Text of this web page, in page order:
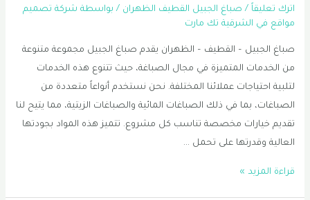
اترك تعليقاً / صباغ الجبيل القطيف الظهران / بواسطة شركة تصميم
مواقع في الشرقية تك مارت
صباغ الجبيل – القطيف – الظهران يقدم صباغ الجبيل مجموعة متنوعة
من الخدمات المتميزة في مجال الصباغة، حيث تتنوع هذه الخدمات
لتلبية احتياجات عملائنا المختلفة. نحن نستخدم أنواعاً متعددة من
الصباغات، بما في ذلك الصباغات المائية والصباغات الزيتية، مما يتيح لنا
تقديم خيارات مخصصة تناسب كل مشروع. تتميز هذه المواد بجودتها
العالية وقدرتها على تحمل …
صباغ
قراءة المزيد »